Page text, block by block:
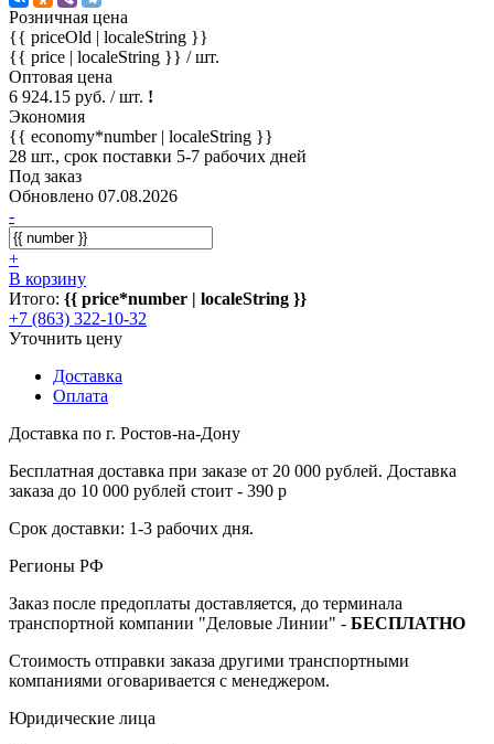
Розничная цена
{{ priceOld | localeString }}
{{ price | localeString }} / шт.
Оптовая цена
6 924.15 руб. / шт. !
Экономия
{{ economy*number | localeString }}
28 шт., срок поставки 5-7 рабочих дней
Под заказ
Обновлено 07.08.2026
-
+
В корзину
Итого: {{ price*number | localeString }}
+7 (863) 322-10-32
Уточнить цену
Доставка
Оплата
Доставка по г. Ростов-на-Дону
Бесплатная доставка при заказе от 20 000 рублей. Доставка
заказа до 10 000 рублей стоит - 390 р
Срок доставки: 1-3 рабочих дня.
Регионы РФ
Заказ после предоплаты доставляется, до терминала
транспортной компании "Деловые Линии" - БЕСПЛАТНО
Стоимость отправки заказа другими транспортными
компаниями оговаривается с менеджером.
Юридические лица